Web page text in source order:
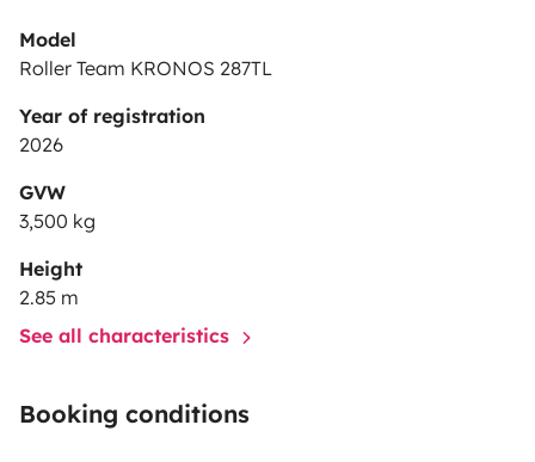
Model
Roller Team KRONOS 287TL
Year of registration
2026
GVW
3,500 kg
Height
2.85 m
See all characteristics
Booking conditions